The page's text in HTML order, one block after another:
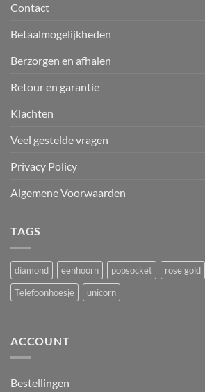
Contact
Betaalmogelijkheden
Berzorgen en afhalen
Retour en garantie
Klachten
Veel gestelde vragen
Privacy Policy
Algemene Voorwaarden
TAGS
diamond eenhoorn popsocket rose gold
Telefoonhoesje
unicorn
ACCOUNT
Bestellingen